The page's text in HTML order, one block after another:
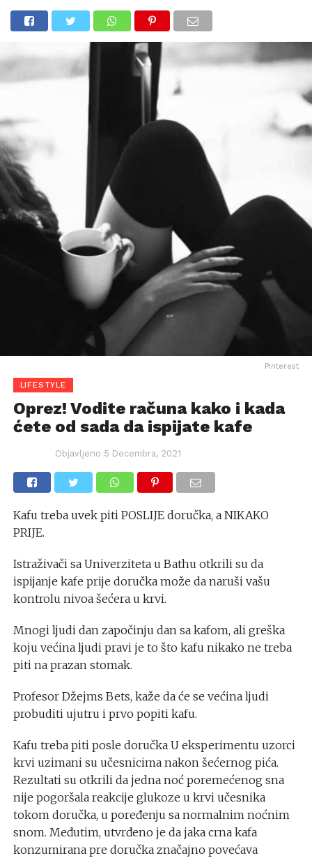
Pinterest
LIFESTYLE
Oprez! Vodite računa kako i kada
ćete od sada da ispijate kafe
Objavljeno 5 Decembra, 2021
Kafu treba uvek piti POSLIJE doručka, a NIKAKO
PRIJE.
Istraživači sa Univerziteta u Bathu otkrili su da
ispijanje kafe prije doručka može da naruši vašu
kontrolu nivoa šećera u krvi.
Mnogi ljudi dan započinju dan sa kafom, ali greška
koju većina ljudi pravi je to što kafu nikako ne treba
piti na prazan stomak.
Profesor Džejms Bets, kaže da će se većina ljudi
probuditi ujutru i prvo popiti kafu.
Kafu treba piti posle doručka U eksperimentu uzorci
krvi uzimani su učesnicima nakon šećernog pića.
Rezultati su otkrili da jedna noć poremećenog sna
nije pogoršala reakcije glukoze u krvi učesnika
tokom doručka, u poređenju sa normalnim noćnim
snom. Međutim, utvrđeno je da jaka crna kafa
konzumirana pre doručka značajno povećava